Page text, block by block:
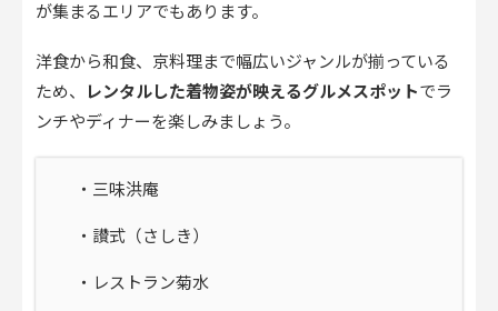
が集まるエリアでもあります。
洋食から和食、京料理まで幅広いジャンルが揃っている
ため、 レンタルした着物姿が映えるグルメスポットでラ
ンチやディナーを楽しみましょう。
・三味洪庵
・讃式（さしき）
・レストラン菊水